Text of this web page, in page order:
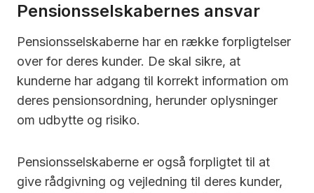
Pensionsselskabernes ansvar
Pensionsselskaberne har en række forpligtelser
over for deres kunder. De skal sikre, at
kunderne har adgang til korrekt information om
deres pensionsordning, herunder oplysninger
om udbytte og risiko.
Pensionsselskaberne er også forpligtet til at
give rådgivning og vejledning til deres kunder,